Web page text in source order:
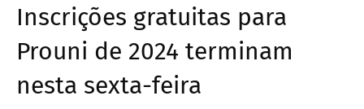
Inscrições gratuitas para
Prouni de 2024 terminam
nesta sexta-feira